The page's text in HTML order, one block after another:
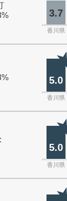
3.7
香川県
5.0
香川県
5.0
香川県